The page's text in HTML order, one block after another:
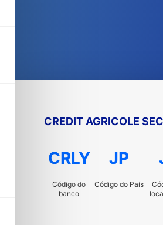
CREDIT AGRICOLE
CRLY
Código do
banco
JP
Código do País